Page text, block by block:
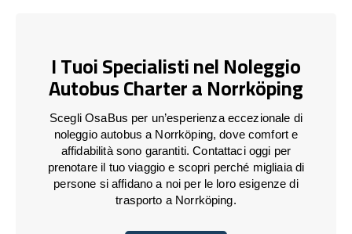
I Tuoi Specialisti nel Noleggio
Autobus Charter a Norrköping
Scegli OsaBus per un’esperienza eccezionale di
noleggio autobus a Norrköping, dove comfort e
affidabilità sono garantiti. Contattaci oggi per
prenotare il tuo viaggio e scopri perché migliaia di
persone si affidano a noi per le loro esigenze di
trasporto a Norrköping.